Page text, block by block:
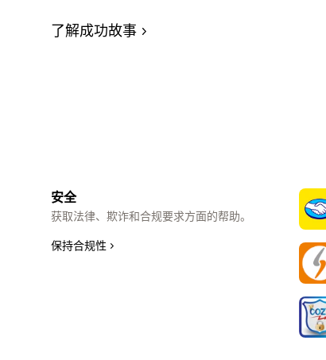
了解成功故事
安全
获取法律、欺诈和合规要求方面的帮助。
保持合规性